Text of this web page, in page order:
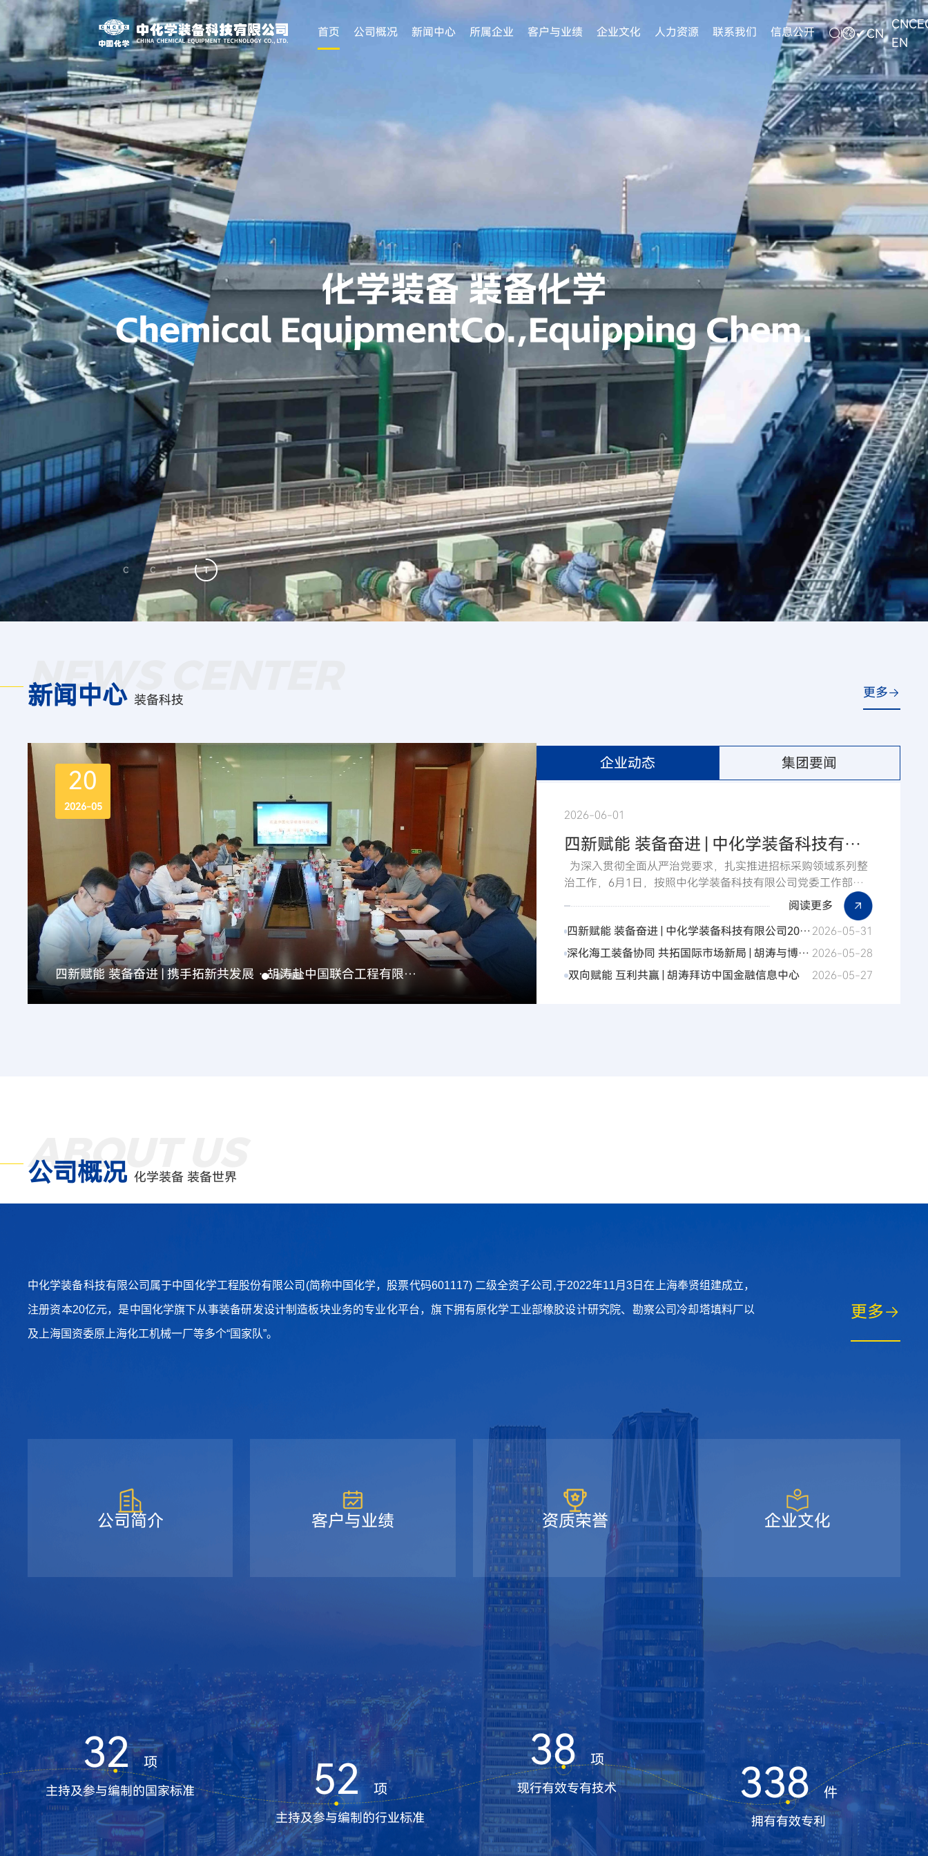
首页 公司概况 新闻中心 所属企业 客户与业绩 企业文化 人力资源 联系我们 信息公开 ✔CN
EN
C C E T
NEWS CENTER
新闻中心 装备科技
更多
21
2026-05
深化协同 携手共赢 | 胡涛在青岛开展系列商务活动
20
四新赋能 装备奋进 | 携手拓新共发展 · 胡涛赴中国联合工程有限公
企业动态 集团要闻
2026-06-01
四新赋能 装备奋进 | 中化学装备科技有限
公司党委巡察组对沧冷公司党总支开展专
为深入贯彻全面从严治党要求，扎实推进招标采购领域系列整
治工作，6月1日，按照中化学装备科技有限公司党委工作部
署，公司党委巡察组对沧冷公司党总支开展专项巡察。 更多
详情请见微信公众号查看 https://mp.weixin.qq.com/s/-9VrPY_9l
ijSnJYDzJD2iw
阅读更多
四新赋能 装备奋进 | 中化学装备科技有限公司202
6年度内训师选拔大赛成功举办
2026-05-31
深化海工装备协同 共拓国际市场新局 | 胡涛与博迈
科副总裁邱攀峰举行会谈
2026-05-28
双向赋能 互利共赢 | 胡涛拜访中国金融信息中心
2026-05-27
ABOUT US
公司概况 化学装备 装备世界
中化学装备科技有限公司属于中国化学工程股份有限公司(简称中国化学，股票代码601117) 二级全资子公司,于2022年11月3日在上海奉贤组建成立，
注册资本20亿元，是中国化学旗下从事装备研发设计制造板块业务的专业化平台，旗下拥有原化学工业部橡胶设计研究院、勘察公司冷却塔填料厂以
及上海国资委原上海化工机械一厂等多个“国家队”。
更多
公司简介 客户与业绩 资质荣誉 企业文化
32项
主持及参与编制的国家标准 52项
主持及参与编制的行业标准
38 项
现行有效专有技术 338件
拥有有效专利